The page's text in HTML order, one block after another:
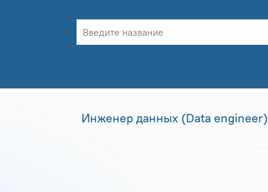
Инженер данных (Data engineer)